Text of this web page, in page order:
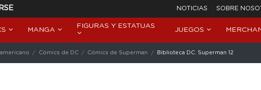
NOTICIAS SOBRE
MANGA
FIGURAS Y ESTATUAS
JUEGOS
Cómics de DC Cómics de Superman Biblioteca DC. Superman 12